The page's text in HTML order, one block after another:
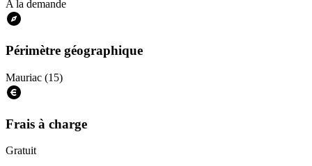
A la demande
Périmètre géographique
Mauriac (15)
Frais à charge
Gratuit